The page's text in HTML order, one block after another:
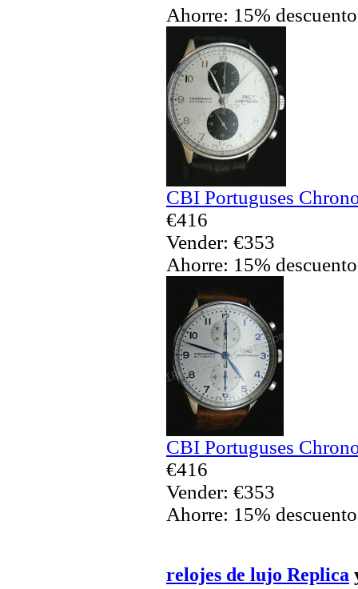
Ahorre: 15% descuento
CBI Portuguses
€416
Vender: €353
Ahorre: 15% descuento
CBI Portuguses
€416
Vender: €353
Ahorre: 15% descuento
relojes de lujo Replica